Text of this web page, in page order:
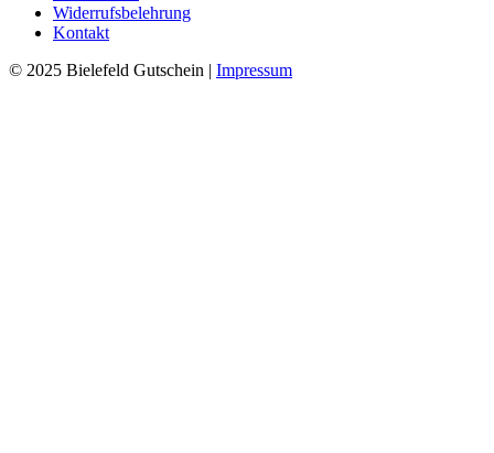
Widerrufsbelehrung
Kontakt
© 2025 Bielefeld Gutschein | Impressum